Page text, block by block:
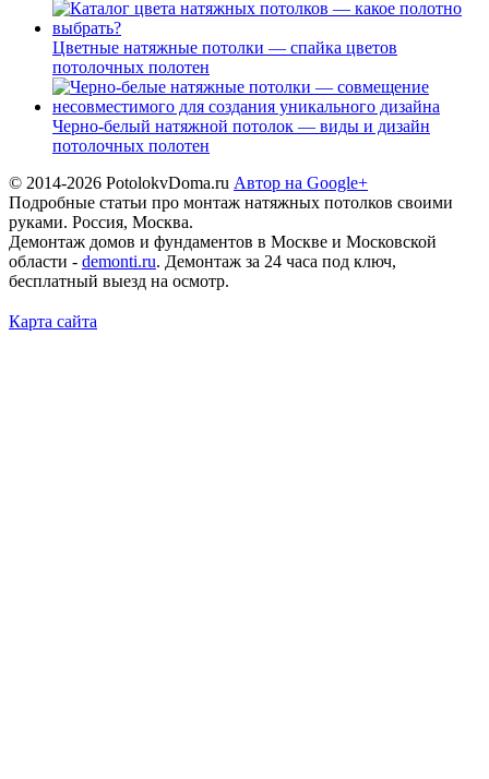
Цветные натяжные потолки — спайка цветов
потолочных полотен
Черно-белый натяжной потолок — виды и дизайн
потолочных полотен
© 2014-2026 PotolokvDoma.ru Автор на Google+
Подробные статьи про монтаж натяжных потолков своими
руками. Россия, Москва.
Демонтаж домов и фундаментов в Москве и Московской
области - demonti.ru. Демонтаж за 24 часа под ключ,
бесплатный выезд на осмотр.
Карта сайта